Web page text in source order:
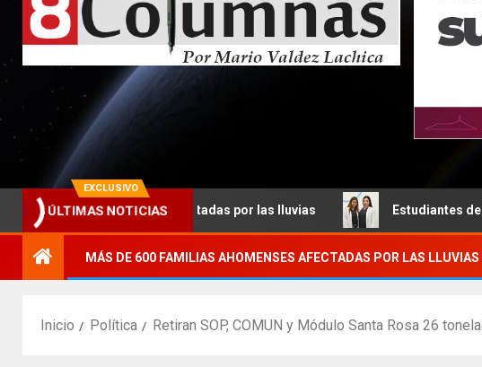
EXCLUSIVO
ÚLTIMAS NOTICIAS
de 100 familias afectadas por las lluvias Estudiantes de
MÁS DE 600 FAMILIAS AHOMENSES AFECTADAS POR LAS LLUVIAS
Inicio Política Retiran SOP, COMUN y Módulo Santa Rosa 26